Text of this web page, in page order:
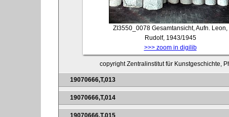
ZI3550_0078 Gesamtansicht, Aufn. Leon,
Rudolf, 1943/1945
>>> zoom in digilib
copyright Zentralinstitut für Kunstgeschichte,
19070666,T,013
19070666,T,014